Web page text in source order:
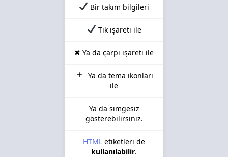
Bir takım bilgileri
Tik işareti ile
✖ Ya da çarpı işareti ile
Ya da tema ikonları
ile
Ya da simgesiz
gösterebilirsiniz.
HTML etiketleri de
kullanılabilir.